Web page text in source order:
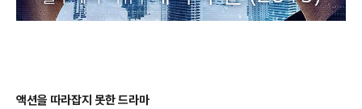
액션을 따라잡지 못한 드라마